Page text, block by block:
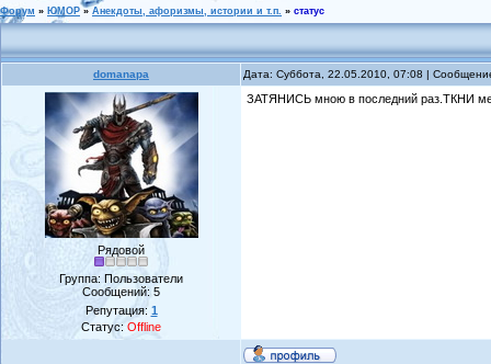
Форум » ЮМОР » Анекдоты, афоризмы, истории и т.п. » статус
domanapa Дата: Суббота, 22.05.2010, 07:08 |
Рядовой
Группа: Пользователи
Сообщений: 5
Репутация: 1
Статус:Offline
ЗАТЯНИСЬ мною в последний раз.ТКНИ